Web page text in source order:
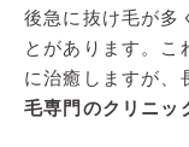
後急に抜け毛が多
とがあります。こ
に治癒しますが、
毛専門のクリニッ